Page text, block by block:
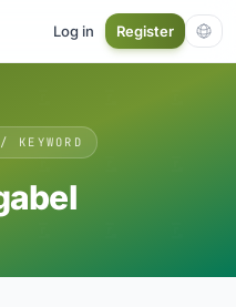
Log in Register
KEYWORD